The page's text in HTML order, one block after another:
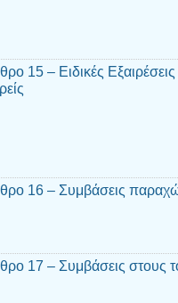
15 – Ειδικές
16 – Συμβάσεις
17 – Συμβάσεις στους